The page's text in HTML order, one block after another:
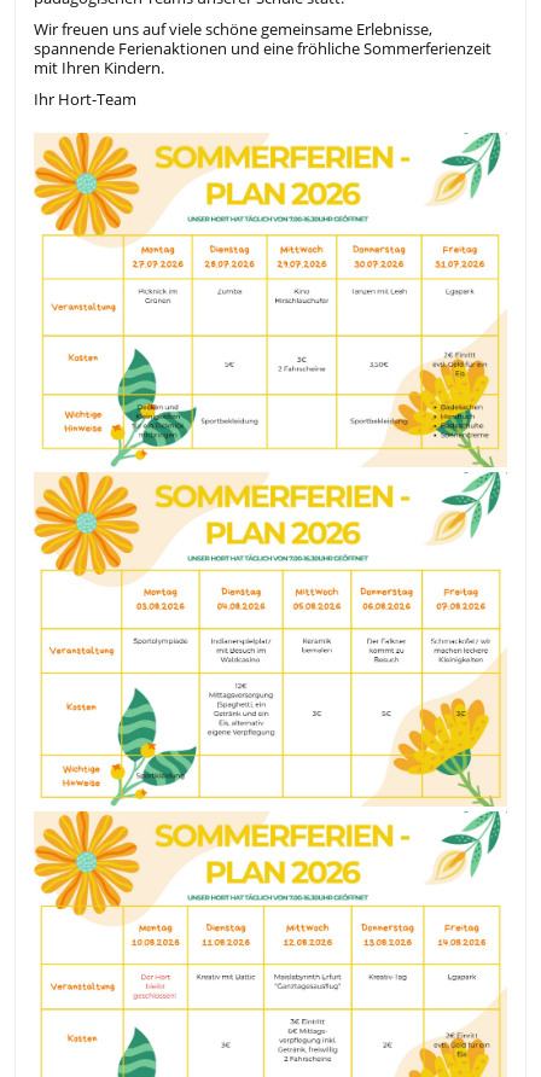
Wir freuen uns auf viele schöne gemeinsame Erlebnisse,
spannende Ferienaktionen und eine fröhliche Sommerferienzeit
mit Ihren Kindern.
Ihr Hort-Team